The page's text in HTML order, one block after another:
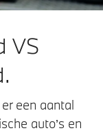
VS
een aantal
auto’s en